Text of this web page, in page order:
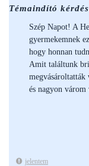
Témaindító
Szép Napot! A
gyermekemnek
hogy honnan
Amit találtunk
és nagyon
jelentem